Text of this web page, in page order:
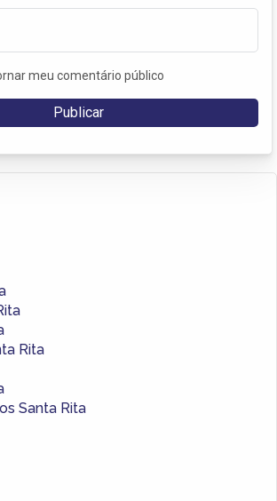
meu comentário público
Rita
Santa Rita